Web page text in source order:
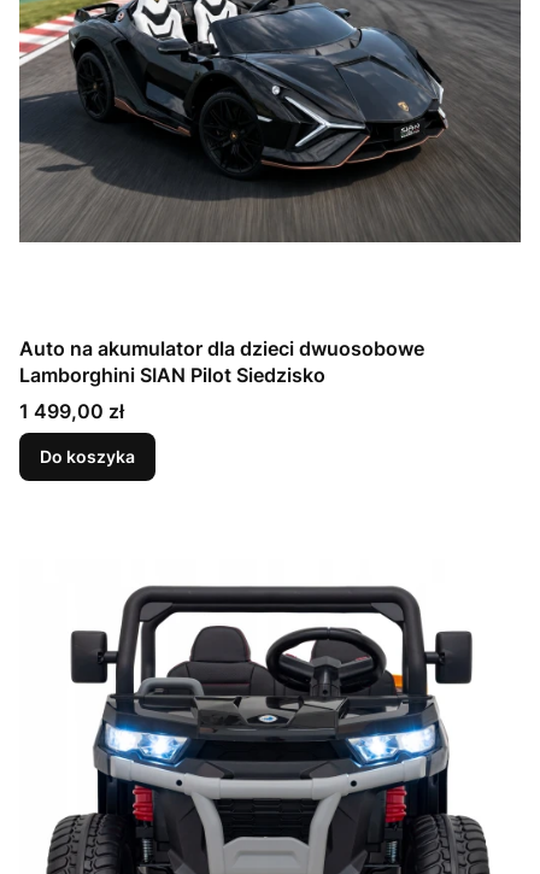
Auto na akumulator dla dzieci dwuosobowe
Lamborghini SIAN Pilot Siedzisko
Cena
1 499,00 zł
Do koszyka